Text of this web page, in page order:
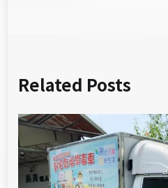
Related Posts